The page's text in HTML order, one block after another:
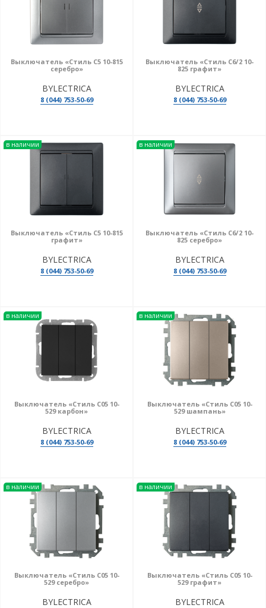
Выключатель «Стиль С5 10-815
серебро»
BYLECTRICA
8 (044) 753-50-69
Выключатель «Стиль С6/2 10-
825 графит»
BYLECTRICA
8 (044) 753-50-69
в наличии
Выключатель «Стиль С5 10-815
графит»
BYLECTRICA
8 (044) 753-50-69
в наличии
Выключатель «Стиль С6/2 10-
825 серебро»
BYLECTRICA
8 (044) 753-50-69
в наличии
Выключатель «Стиль С05 10-
529 карбон»
BYLECTRICA
8 (044) 753-50-69
в наличии
Выключатель «Стиль С05 10-
529 шампань»
BYLECTRICA
8 (044) 753-50-69
в наличии
Выключатель «Стиль С05 10-
529 серебро»
BYLECTRICA
в наличии
Выключатель «Стиль С05 10-
529 графит»
BYLECTRICA